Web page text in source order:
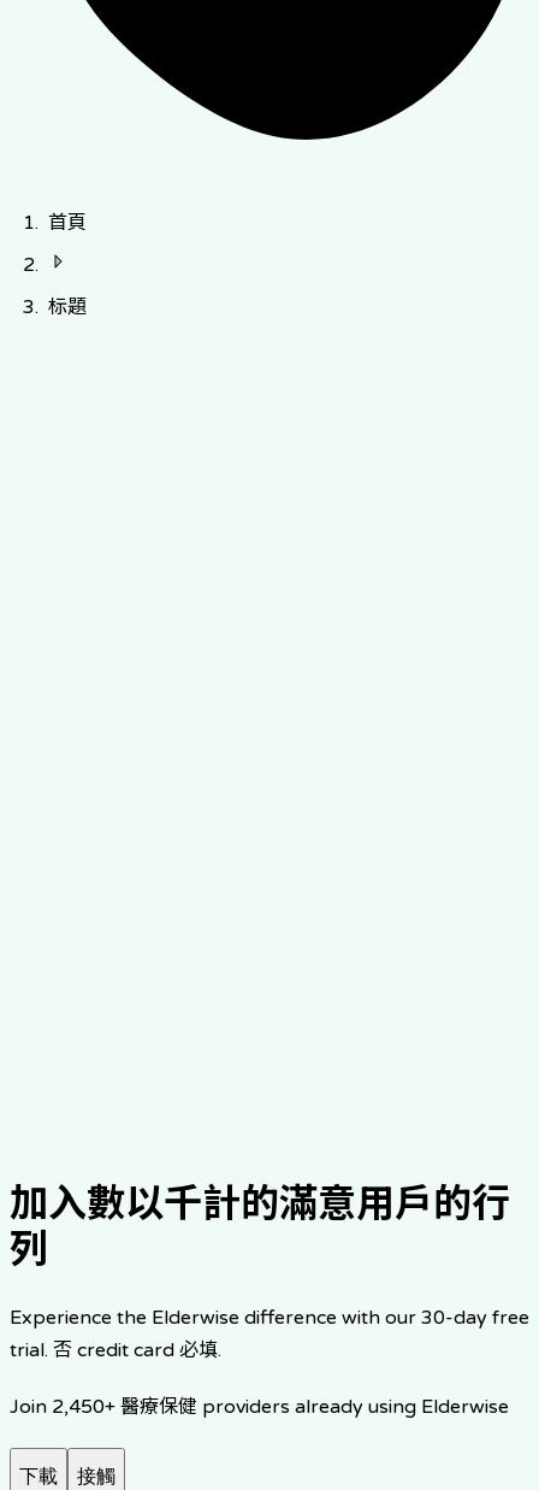
首頁
标題
加入數以千計的滿意用戶的行
列
Experience the Elderwise difference with our 30-day free
trial. 否 credit card 必填.
Join 2,450+ 醫療保健 providers already using Elderwise
下載 接觸